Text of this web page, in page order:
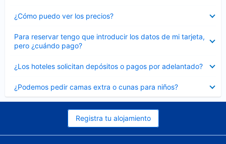
¿Cómo puedo ver los precios?
cerrado
Para reservar tengo que introducir los datos de mi tarjeta,
pero ¿cuándo pago?
cerrado
¿Los hoteles solicitan depósitos o pagos por adelantado?
cerrado
¿Podemos pedir camas extra o cunas para niños?
cerrado
Registra tu alojamiento